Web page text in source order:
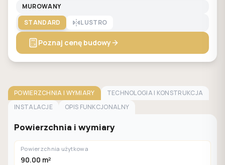
MUROWANY
STANDARD
LUSTRO
Poznaj cenę budowy
POWIERZCHNIA I WYMIARY
TECHNOLOGIA I KONSTRUKCJA
INSTALACJE
OPIS FUNKCJONALNY
Powierzchnia i wymiary
Powierzchnia użytkowa
90.00 m²